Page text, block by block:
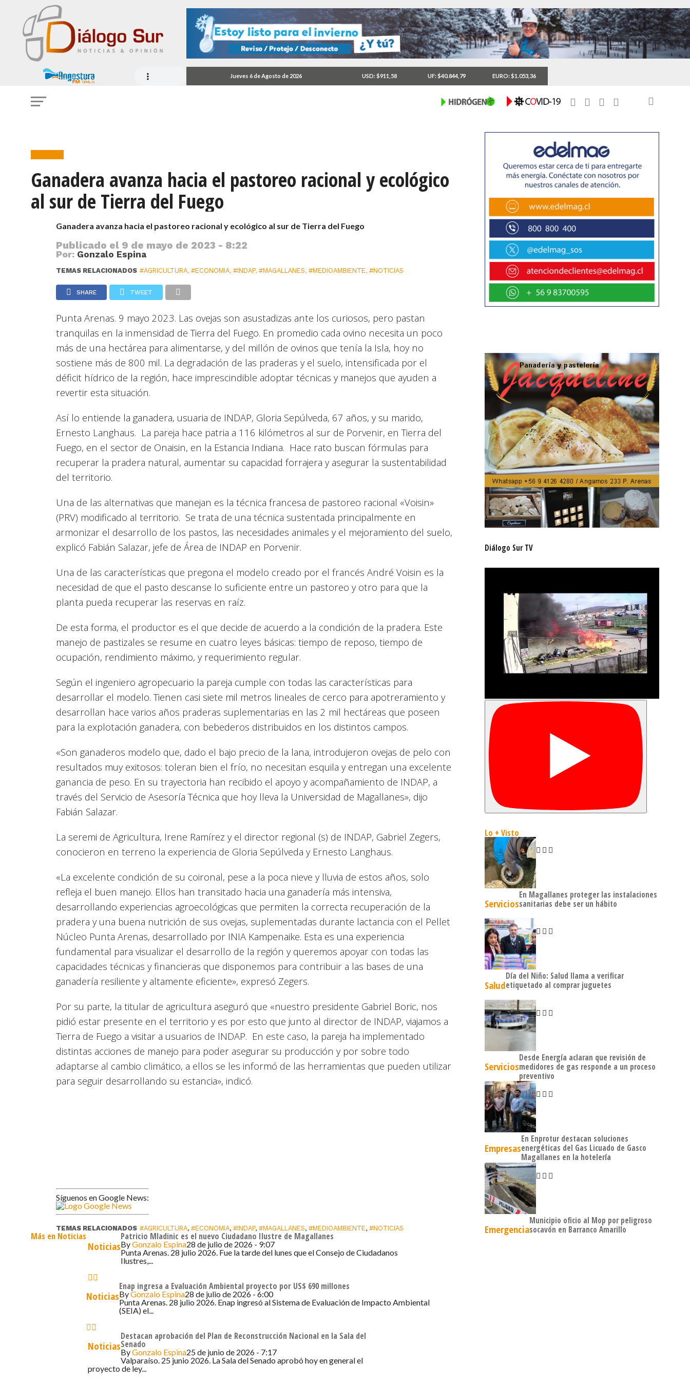
Jueves 6 de Agosto de 2026 USD: $911,58 UF: $40.844,79 EURO: $1.053,36
Noticias
Ganadera avanza hacia el pastoreo racional y ecológico
al sur de Tierra del Fuego
Ganadera avanza hacia el pastoreo racional y ecológico al sur de Tierra del Fuego
Publicado el 9 de mayo de 2023 - 8:22
Por: Gonzalo Espina
TEMAS RELACIONADOS #AGRICULTURA,#ECONOMIA,#INDAP,#MAGALLANES,#MEDIOAMBIENTE,#NOTICIAS
SHARE TWEET
Punta Arenas. 9 mayo 2023. Las ovejas son asustadizas ante los curiosos, pero pastan
tranquilas en la inmensidad de Tierra del Fuego. En promedio cada ovino necesita un poco
más de una hectárea para alimentarse, y del millón de ovinos que tenía la Isla, hoy no
sostiene más de 800 mil. La degradación de las praderas y el suelo, intensificada por el
déficit hídrico de la región, hace imprescindible adoptar técnicas y manejos que ayuden a
revertir esta situación.
Así lo entiende la ganadera, usuaria de INDAP, Gloria Sepúlveda, 67 años, y su marido,
Ernesto Langhaus. La pareja hace patria a 116 kilómetros al sur de Porvenir, en Tierra del
Fuego, en el sector de Onaisin, en la Estancia Indiana. Hace rato buscan fórmulas para
recuperar la pradera natural, aumentar su capacidad forrajera y asegurar la sustentabilidad
del territorio.
Una de las alternativas que manejan es la técnica francesa de pastoreo racional «Voisin»
(PRV) modificado al territorio. Se trata de una técnica sustentada principalmente en
armonizar el desarrollo de los pastos, las necesidades animales y el mejoramiento del suelo,
explicó Fabián Salazar, jefe de Área de INDAP en Porvenir.
Una de las características que pregona el modelo creado por el francés André Voisin es la
necesidad de que el pasto descanse lo suficiente entre un pastoreo y otro para que la
planta pueda recuperar las reservas en raíz.
De esta forma, el productor es el que decide de acuerdo a la condición de la pradera. Este
manejo de pastizales se resume en cuatro leyes básicas: tiempo de reposo, tiempo de
ocupación, rendimiento máximo, y requerimiento regular.
Según el ingeniero agropecuario la pareja cumple con todas las características para
desarrollar el modelo. Tienen casi siete mil metros lineales de cerco para apotreramiento y
desarrollan hace varios años praderas suplementarias en las 2 mil hectáreas que poseen
para la explotación ganadera, con bebederos distribuidos en los distintos campos.
«Son ganaderos modelo que, dado el bajo precio de la lana, introdujeron ovejas de pelo con
resultados muy exitosos: toleran bien el frío, no necesitan esquila y entregan una excelente
ganancia de peso. En su trayectoria han recibido el apoyo y acompañamiento de INDAP, a
través del Servicio de Asesoría Técnica que hoy lleva la Universidad de Magallanes», dijo
Fabián Salazar.
La seremi de Agricultura, Irene Ramírez y el director regional (s) de INDAP, Gabriel Zegers,
conocieron en terreno la experiencia de Gloria Sepúlveda y Ernesto Langhaus.
«La excelente condición de su coironal, pese a la poca nieve y lluvia de estos años, solo
refleja el buen manejo. Ellos han transitado hacia una ganadería más intensiva,
desarrollando experiencias agroecológicas que permiten la correcta recuperación de la
pradera y una buena nutrición de sus ovejas, suplementadas durante lactancia con el Pellet
Núcleo Punta Arenas, desarrollado por INIA Kampenaike. Esta es una experiencia
fundamental para visualizar el desarrollo de la región y queremos apoyar con todas las
capacidades técnicas y financieras que disponemos para contribuir a las bases de una
ganadería resiliente y altamente eficiente», expresó Zegers.
Por su parte, la titular de agricultura aseguró que «nuestro presidente Gabriel Boric, nos
pidió estar presente en el territorio y es por esto que junto al director de INDAP, viajamos a
Tierra de Fuego a visitar a usuarios de INDAP. En este caso, la pareja ha implementado
distintas acciones de manejo para poder asegurar su producción y por sobre todo
adaptarse al cambio climático, a ellos se les informó de las herramientas que pueden utilizar
para seguir desarrollando su estancia», indicó.
Síguenos en Google News:
TEMAS RELACIONADOS #AGRICULTURA,#ECONOMIA,#INDAP,#MAGALLANES,#MEDIOAMBIENTE,#NOTICIAS
Más en Noticias
Noticias
Patricio Mladinic es el nuevo Ciudadano Ilustre de Magallanes
ByGonzalo Espina28 de julio de 2026 - 9:07
Punta Arenas. 28 julio 2026. Fue la tarde del lunes que el Consejo de Ciudadanos
Ilustres,...
Noticias
Enap ingresa a Evaluación Ambiental proyecto por US$ 690 millones
ByGonzalo Espina28 de julio de 2026 - 6:00
Punta Arenas. 28 julio 2026. Enap ingresó al Sistema de Evaluación de Impacto Ambiental
(SEIA) el...
Noticias
Destacan aprobación del Plan de Reconstrucción Nacional en la Sala del
Senado
ByGonzalo Espina25 de junio de 2026 - 7:17
Valparaíso. 25 junio 2026. La Sala del Senado aprobó hoy en general el
proyecto de ley...
Diálogo Sur TV
Lo + Visto
Servicios
En Magallanes proteger las instalaciones
sanitarias debe ser un hábito
Salud
Día del Niño: Salud llama a verificar
etiquetado al comprar juguetes
Servicios
Desde Energía aclaran que revisión de
medidores de gas responde a un proceso
preventivo
Empresas
En Enprotur destacan soluciones
energéticas del Gas Licuado de Gasco
Magallanes en la hotelería
Emergencia
Municipio oficio al Mop por peligroso
socavón en Barranco Amarillo